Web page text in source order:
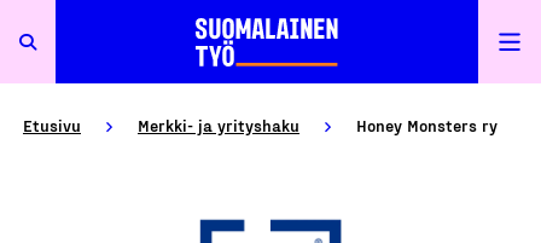
Etusivu Merkki- ja yrityshaku Honey Monsters ry